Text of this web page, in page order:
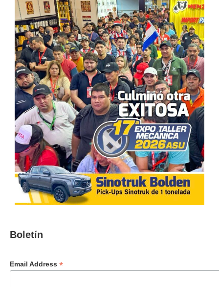
Boletín
Email Address *